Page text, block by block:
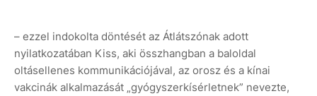
– ezzel indokolta döntését az Átlátszónak adott
nyilatkozatában Kiss, aki összhangban a baloldal
oltásellenes kommunikációjával, az orosz és a kínai
vakcinák alkalmazását „gyógyszerkísérletnek” nevezte,